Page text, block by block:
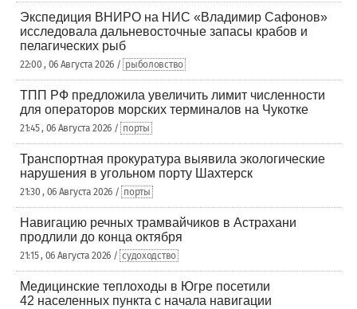
Экспедиция ВНИРО на НИС «Владимир Сафонов»
исследовала дальневосточные запасы крабов и
пелагических рыб
22:00 , 06 Августа 2026 / рыболовство
ТПП РФ предложила увеличить лимит численности
для операторов морских терминалов на Чукотке
21:45 , 06 Августа 2026 / порты
Транспортная прокуратура выявила экологические
нарушения в угольном порту Шахтерск
21:30 , 06 Августа 2026 / порты
Навигацию речных трамвайчиков в Астрахани
продлили до конца октября
21:15 , 06 Августа 2026 / судоходство
Медицинские теплоходы в Югре посетили
42 населенных пункта с начала навигации